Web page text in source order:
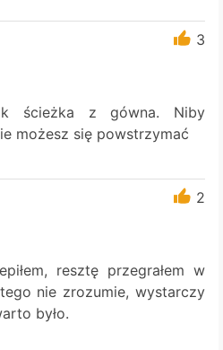
3
ścieżka z gówna. Niby
możesz się powstrzymać
2
resztę przegrałem w
nie zrozumie, wystarczy
było.